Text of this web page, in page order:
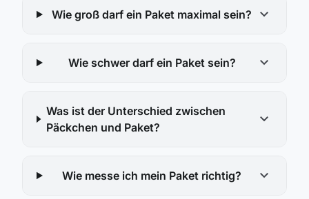
Wie groß darf ein Paket maximal sein? expand_more
Wie schwer darf ein Paket sein? expand_more
Was ist der Unterschied zwischen
Päckchen und Paket?
expand_more
Wie messe ich mein Paket richtig? expand_more